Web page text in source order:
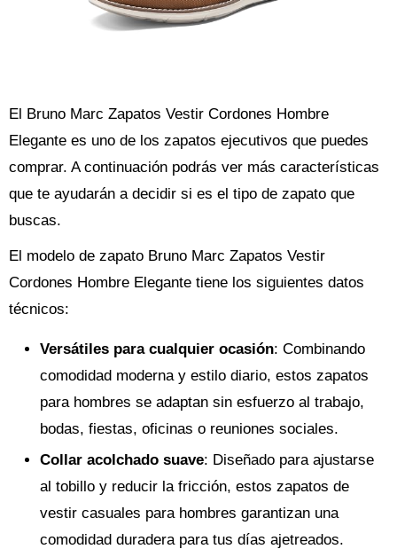
El Bruno Marc Zapatos Vestir Cordones Hombre
Elegante es uno de los zapatos ejecutivos que puedes
comprar. A continuación podrás ver más características
que te ayudarán a decidir si es el tipo de zapato que
buscas.
El modelo de zapato Bruno Marc Zapatos Vestir
Cordones Hombre Elegante tiene los siguientes datos
técnicos:
Versátiles para cualquier ocasión: Combinando
comodidad moderna y estilo diario, estos zapatos
para hombres se adaptan sin esfuerzo al trabajo,
bodas, fiestas, oficinas o reuniones sociales.
Collar acolchado suave: Diseñado para ajustarse
al tobillo y reducir la fricción, estos zapatos de
vestir casuales para hombres garantizan una
comodidad duradera para tus días ajetreados.